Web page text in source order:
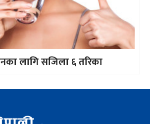
लागि सजिला ६ तरिका